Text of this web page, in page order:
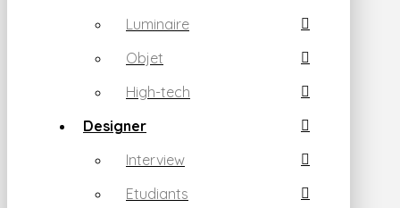
Luminaire
Objet
High-tech
Designer
Interview
Etudiants